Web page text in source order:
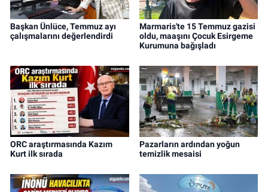
Başkan Ünlüce, Temmuz ayı
çalışmalarını değerlendirdi
Marmaris'te 15 Temmuz gazisi
oldu, maaşını Çocuk Esirgeme
Kurumuna bağışladı
ORC araştırmasında Kazım
Kurt ilk sırada
Pazarların ardından yoğun
temizlik mesaisi